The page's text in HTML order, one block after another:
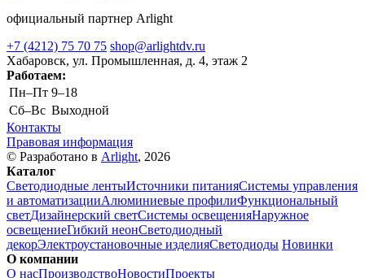
официальный партнер Arlight
+7 (4212) 75 70 75 shop@arlightdv.ru
Хабаровск, ул. Промышленная, д. 4, этаж 2
Работаем:
Пн–Пт 9–18
Cб–Вс Выходной
Контакты
Правовая информация
© Разработано в Arlight, 2026
Каталог
Светодиодные лентыИсточники питанияСистемы управления
и автоматизацииАлюминиевые профилиФункциональный
светДизайнерский светСистемы освещенияНаружное
освещениеГибкий неонСветодиодный
декорЭлектроустановочные изделияСветодиоды Новинки
О компании
О насПроизводствоНовостиПроекты